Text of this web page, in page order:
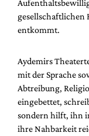
gesellschaftlichen
entkommt.
Aydemirs
mit der Sprache
Abtreibung,
eingebettet,
sondern hilft, ihn
ihre Nahbarkeit